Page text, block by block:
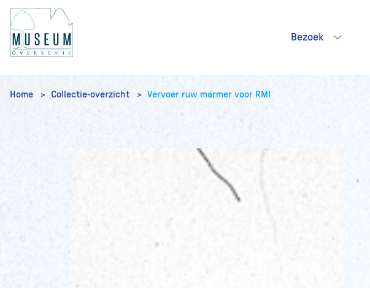
Bezoek
Home Collectie-overzicht Vervoer ruw marmer voor RMI